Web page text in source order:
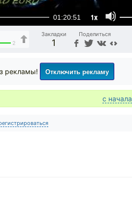
01:20:51 1x
2
Закладки
1
Поделиться
рекламы! Отключить рекламу
с начала